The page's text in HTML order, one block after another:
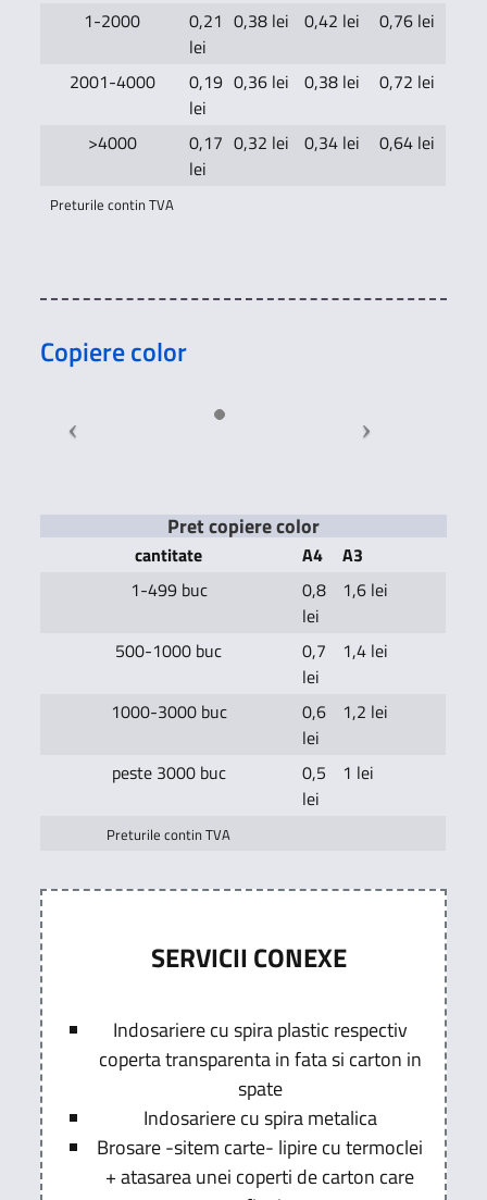
1-2000
0,21
lei
0,38 lei 0,42 lei 0,76 lei
2001-4000
0,19
lei
0,36 lei 0,38 lei 0,72 lei
>4000
0,17
lei
0,32 lei 0,34 lei 0,64 lei
Preturile contin TVA
Copiere color
Pret copiere color
cantitate A4
A3
1-499 buc
0,8
lei
1,6 lei
500-1000 buc
0,7
lei
1,4 lei
1000-3000 buc
0,6
lei
1,2 lei
peste 3000 buc
0,5
lei
1 lei
Preturile contin TVA
SERVICII CONEXE
Indosariere cu spira plastic respectiv
coperta transparenta in fata si carton in
spate
Indosariere cu spira metalica
Brosare -sitem carte- lipire cu termoclei
+ atasarea unei coperti de carton care